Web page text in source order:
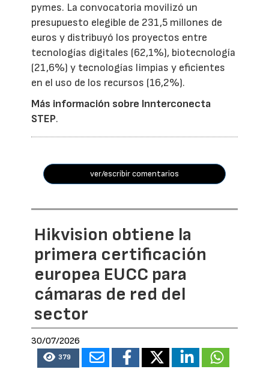
pymes. La convocatoria movilizó un
presupuesto elegible de 231,5 millones de
euros y distribuyó los proyectos entre
tecnologías digitales (62,1%), biotecnología
(21,6%) y tecnologías limpias y eficientes
en el uso de los recursos (16,2%).
Más información sobre Innterconecta
STEP.
ver/escribir comentarios
Hikvision obtiene la
primera certificación
europea EUCC para
cámaras de red del
sector
30/07/2026
379